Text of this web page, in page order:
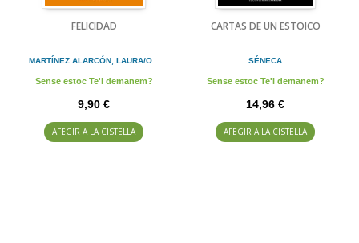
FELICIDAD
MARTÍNEZ ALARCÓN, LAURA/O...
Sense estoc Te'l demanem?
9,90 €
AFEGIR A LA CISTELLA
CARTAS DE UN ESTOICO
SÉNECA
Sense estoc Te'l demanem?
14,96 €
AFEGIR A LA CISTELLA